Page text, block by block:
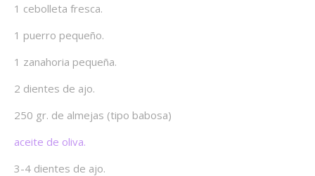
1 cebolleta fresca.
1 puerro pequeño.
1 zanahoria pequeña.
2 dientes de ajo.
250 gr. de almejas (tipo babosa)
aceite de oliva.
3-4 dientes de ajo.